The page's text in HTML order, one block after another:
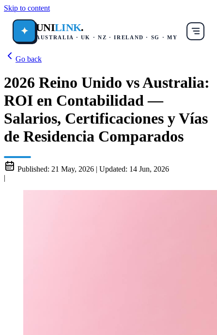
Skip to content
✦ UNILINK.
AUSTRALIA · UK · NZ · IRELAND · SG · MY
Go back
2026 Reino Unido vs Australia:
ROI en Contabilidad —
Salarios, Certificaciones y Vías
de Residencia Comparados
Published: 21 May, 2026 | Updated: 14 Jun, 2026
|